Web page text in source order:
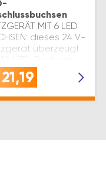
MIT 6 LED
dieses 24 V-
überzeugt
Anschluss für
oder
21,19